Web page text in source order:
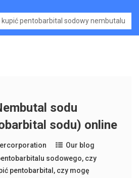
pentobarbital sodowy nembutalu
sodu
sodu) online
Our blog
sodowego, czy
pentobarbital , czy mogę